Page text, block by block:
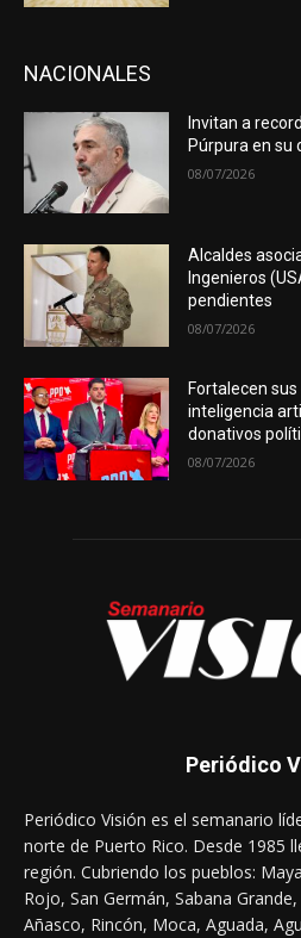
NACIONALES
Invitan a
Púrpura en su
08/07/2026
Alcaldes
Ingenieros
pendientes
08/07/2026
Fortalecen
inteligencia
donativos
08/07/2026
Periódico
Periódico Visión es el semanario
norte de Puerto Rico. Desde 1985
región. Cubriendo los pueblos:
Rojo, San Germán, Sabana
Añasco, Rincón, Moca, Aguada,